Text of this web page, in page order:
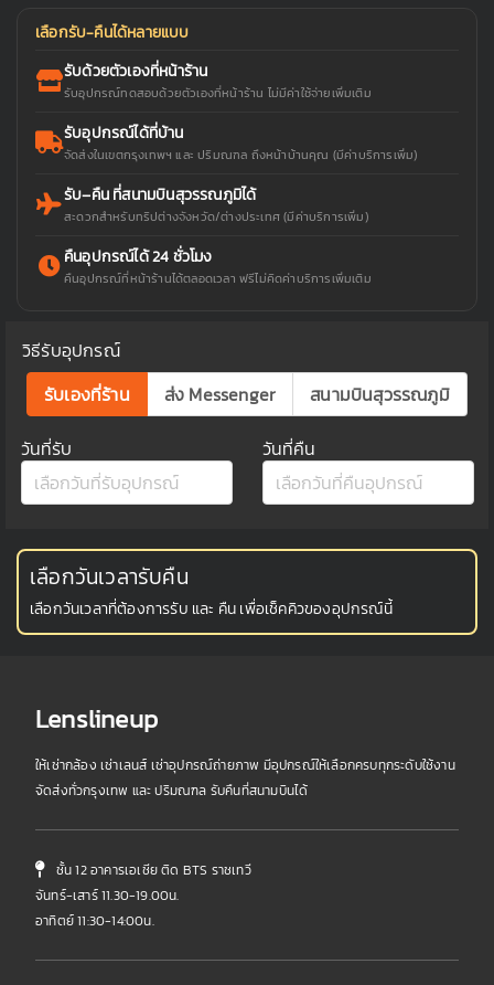
เลือกรับ-คืนได้หลายแบบ
รับด้วยตัวเองที่หน้าร้าน
รับอุปกรณ์ทดสอบด้วยตัวเองที่หน้าร้าน ไม่มีค่าใช้จ่ายเพิ่มเติม
รับอุปกรณ์ได้ที่บ้าน
จัดส่งในเขตกรุงเทพฯ และ ปริมณฑล ถึงหน้าบ้านคุณ (มีค่าบริการเพิ่ม)
รับ–คืน ที่สนามบินสุวรรณภูมิได้
สะดวกสำหรับทริปต่างจังหวัด/ต่างประเทศ (มีค่าบริการเพิ่ม)
คืนอุปกรณ์ได้ 24 ชั่วโมง
คืนอุปกรณ์ที่หน้าร้านได้ตลอดเวลา ฟรีไม่คิดค่าบริการเพิ่มเติม
วิธีรับอุปกรณ์
รับเองที่ร้าน
ส่ง Messenger สนามบินสุวรรณภูมิ
วันที่รับ วันที่คืน
เลือกวันเวลารับคืน
เลือกวันเวลาที่ต้องการรับ และ คืน เพื่อเช็คคิวของอุปกรณ์นี้
Lenslineup
ให้เช่ากล้อง เช่าเลนส์ เช่าอุปกรณ์ถ่ายภาพ มีอุปกรณ์ให้เลือกครบทุกระดับใช้งาน
จัดส่งทั่วกรุงเทพ และ ปริมณฑล รับคืนที่สนามบินได้
ชั้น 12 อาคารเอเชีย ติด BTS ราชเทวี
จันทร์-เสาร์ 11.30-19.00น.
อาทิตย์ 11:30-14:00น.